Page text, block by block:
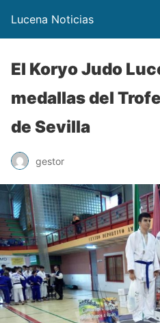
Lucena Noticias
El Koryo Judo
medallas del
de Sevilla
gestor